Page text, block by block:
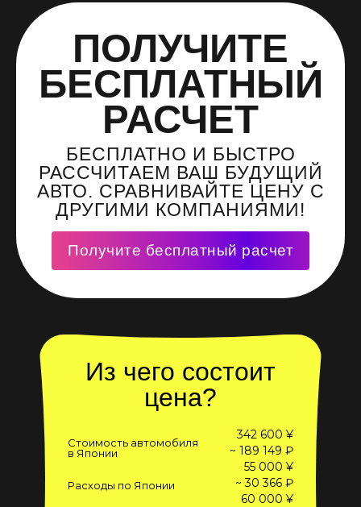
ПОЛУЧИТЕ
БЕСПЛАТНЫЙ
РАСЧЕТ
БЕСПЛАТНО И БЫСТРО
РАССЧИТАЕМ ВАШ БУДУЩИЙ
АВТО. СРАВНИВАЙТЕ ЦЕНУ С
ДРУГИМИ КОМПАНИЯМИ!
Получите бесплатный расчет
Из чего состоит
цена?
Стоимость автомобиля
в Японии
342 600 ¥
~ 189 149 ₽
Расходы по Японии
55 000 ¥
~ 30 366 ₽
60 000 ¥